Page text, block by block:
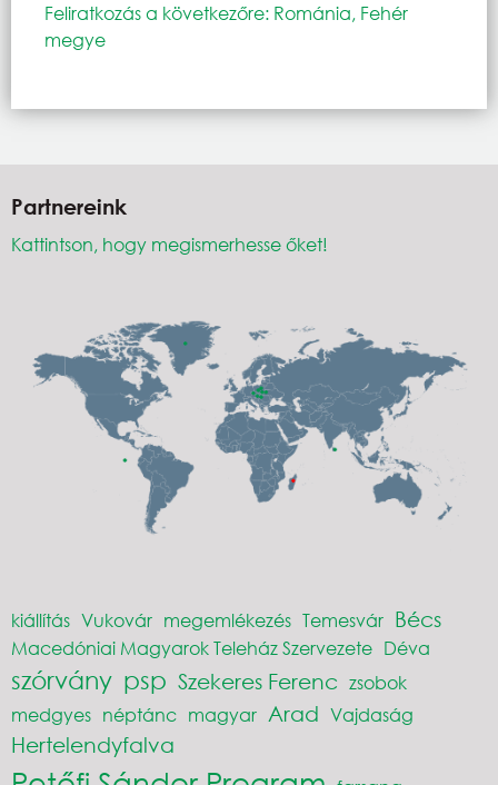
Feliratkozás a következőre: Románia, Fehér
megye
Partnereink
Kattintson, hogy megismerhesse őket!
kiállítás Vukovár megemlékezés Temesvár Bécs
Macedóniai Magyarok Teleház Szervezete Déva
szórvány psp Szekeres Ferenc zsobok
medgyes néptánc magyar Arad Vajdaság
Hertelendyfalva